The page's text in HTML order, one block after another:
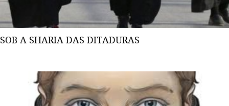
SOB A SHARIA DAS DITADURAS